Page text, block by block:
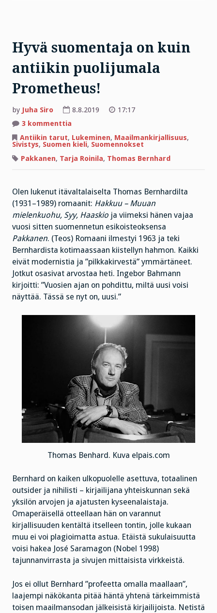
Hyvä suomentaja on kuin
antiikin puolijumala
Prometheus!
by Juha Siro 8.8.2019
17:17
3 kommenttia
suomentaja
on
antiikin
puolijumala
Antiikin tarut, Lukeminen, Maailmankirjallisuus,
Sivistys, Suomen kieli, Suomennokset
Pakkanen, Tarja Roinila, Thomas Bernhard
Olen lukenut itävaltalaiselta Thomas Bernhardilta
(1931–1989) romaanit: Hakkuu – Muuan
mielenkuohu, Syy, Haaskio ja viimeksi hänen vajaa
vuosi sitten suomennetun esikoisteoksensa
Pakkanen. (Teos) Romaani ilmestyi 1963 ja teki
Bernhardista kotimaassaan kiistellyn hahmon. Kaikki
eivät modernistia ja ”pilkkakirvestä” ymmärtäneet.
Jotkut osasivat arvostaa heti. Ingebor Bahmann
kirjoitti: ”Vuosien ajan on pohdittu, miltä uusi voisi
näyttää. Tässä se nyt on, uusi.”
Thomas Benhard. Kuva elpais.com
Bernhard on kaiken ulkopuolelle asettuva, totaalinen
outsider ja nihilisti – kirjailijana yhteiskunnan sekä
yksilön arvojen ja ajatusten kyseenalaistaja.
Omaperäisellä otteellaan hän on varannut
kirjallisuuden kentältä itselleen tontin, jolle kukaan
muu ei voi plagioimatta astua. Etäistä sukulaisuutta
voisi hakea José Saramagon (Nobel 1998)
tajunnanvirrasta ja sivujen mittaisista virkkeistä.
Jos ei ollut Bernhard ”profeetta omalla maallaan”,
laajempi näkökanta pitää häntä yhtenä tärkeimmistä
toisen maailmansodan jälkeisistä kirjailijoista. Netistä